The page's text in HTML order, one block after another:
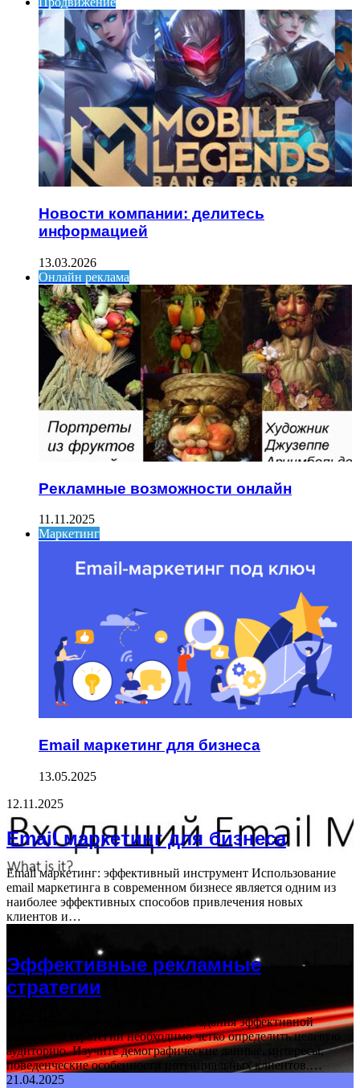
Новости компании: делитесь
информацией
13.03.2026
Онлайн реклама
Рекламные возможности онлайн
11.11.2025
Маркетинг
Email маркетинг для бизнеса
13.05.2025
12.11.2025
Email маркетинг для бизнеса
Email маркетинг: эффективный инструмент Использование
email маркетинга в современном бизнесе является одним из
наиболее эффективных способов привлечения новых
клиентов и…
Эффективные рекламные
стратегии
Таргетированная аудитория Для создания эффективной
рекламной стратегии необходимо четко определить целевую
аудиторию. Изучите демографические данные, интересы,
поведенческие особенности потенциальных клиентов.…
21.04.2025